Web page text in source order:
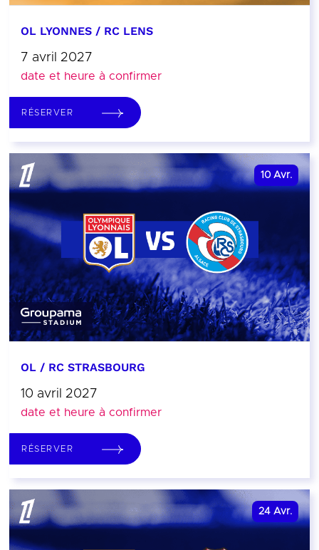
OL LYONNES / RC LENS
7 avril 2027
date et heure à confirmer
RÉSERVER
10 Avr.
OL / RC STRASBOURG
10 avril 2027
date et heure à confirmer
RÉSERVER
24 Avr.